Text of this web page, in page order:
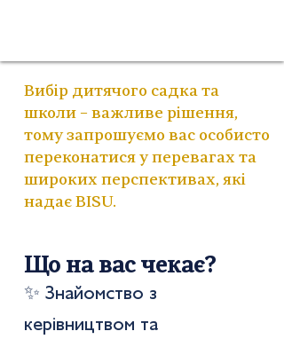
Вибір дитячого садка та
школи – важливе рішення,
тому запрошуємо вас особисто
переконатися у перевагах та
широких перспективах, які
надає BISU.
Що на вас чекає?
✨ Знайомство з
керівництвом та